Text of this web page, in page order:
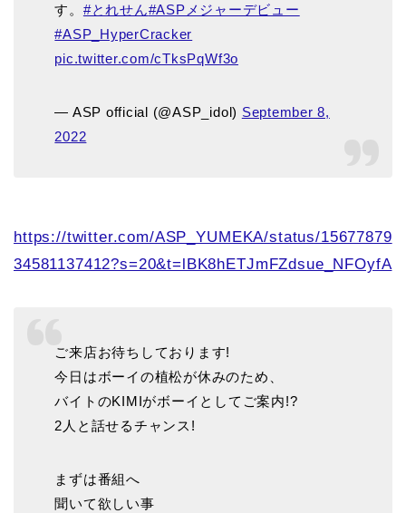
す。 #とれせん#ASPメジャーデビュー
#ASP_HyperCracker
pic.twitter.com/cTksPqWf3o
— ASP official (@ASP_idol) September 8,
2022
https://twitter.com/ASP_YUMEKA/status/15677879
34581137412?s=20&t=lBK8hETJmFZdsue_NFOyfA
ご来店お待ちしております!
今日はボーイの植松が休みのため、
バイトのKIMIがボーイとしてご案内!?
2人と話せるチャンス!
まずは番組へ
聞いて欲しい事